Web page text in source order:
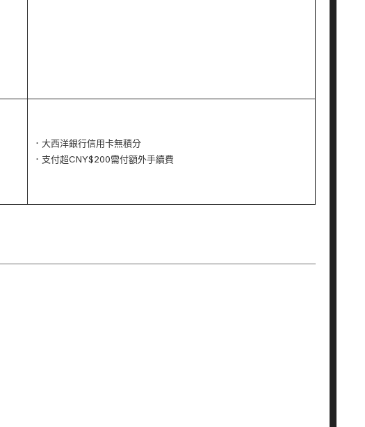
．大西洋銀行信用卡無積分
．支付超CNY$200需付額外手續費